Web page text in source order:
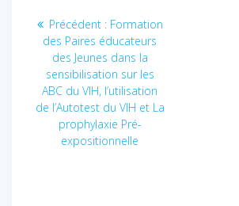
Navigation
l’article
Précédent : Article
précédent
:
Formation
des Paires éducateurs
des Jeunes dans la
sensibilisation sur les
ABC du VIH, l’utilisation
de l’Autotest du VIH et La
prophylaxie Pré-
expositionnelle